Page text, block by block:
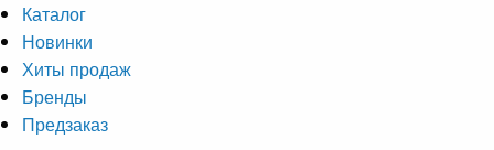
Каталог
Новинки
Хиты продаж
Бренды
Предзаказ